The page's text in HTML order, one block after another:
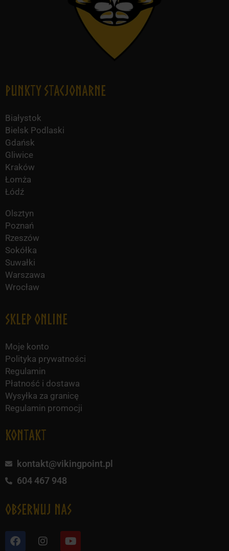
Punkty Stacjonarne
Białystok
Bielsk Podlaski
Gdańsk
Gliwice
Kraków
Łomża
Łódź
Olsztyn
Poznań
Rzeszów
Sokółka
Suwałki
Warszawa
Wrocław
Sklep online
Moje konto
Polityka prywatności
Regulamin
Płatność i dostawa
Wysyłka za granicę
Regulamin promocji
KONTAKT
kontakt@vikingpoint.pl
604 467 948
obserwuj nas